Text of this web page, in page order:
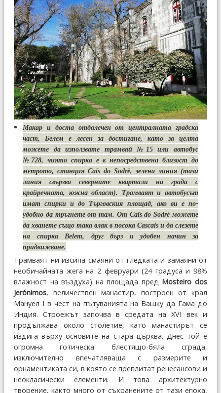
Макар и доста отдалечен от централната градска
част, Белем е лесен за достигане, като за целта
можете да използвате трамвай №15 или автобус
№728, чиято спирка е в непосредствена близост до
метрото, станция Cais do Sodrѐ, зелена линия (тази
линия свързва северните квартали на града с
крайречната, южна област). Трамваят и автобусът
имат спирки и до Търговския площад, ако ви е по-
удобно да тръгнете от там. От Cais do Sodrѐ можете
да хванете също така влак в посока Cascais и да слезете
на спирка Belem, друг бърз и удобен начин за
придвижване.
Трамваят ни изсипа смаяни от гледката и замаяни от
необичайната жега на 2 февруари (24 градуса и 98%
влажност на въздуха) на площада пред Mosteiro dos
Jerónimos, величествен манастир, построен от крал
Мануел I в чест на пътуванията на Вашку да Гама до
Индия. Строежът започва в средата на XVI век и
продължава около столетие, като манастирът се
издига върху основите на стара църква. Днес той е
огромна готическа блестящо-бяла сграда,
изключително впечатляваща с размерите и
орнаментиката си, в която се преплитат ренесансови и
неокласически елементи. И това архитектурно
творение, както много от съхранените от тази епоха,